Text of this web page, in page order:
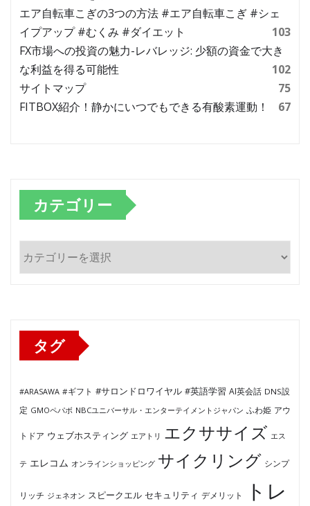
エア自転車こぎの3つの方法 #エア自転車こぎ #シェ
イプアップ #むくみ #ダイエット
103
FX市場への投資の魅力-レバレッジ: 少額の資金で大き
な利益を得る可能性
102
サイトマップ
75
FITBOX紹介！静かにいつでもできる有酸素運動！
67
カテゴリー
カ
テ
タグ
#ARASAWA #ギフト #サロンドロワイヤル #英語学習 AI英会話 DNS設
定 GMOペパボ NBCユニバーサル・エンターテイメントジャパン ふわ姫 アウ
トドア ウェブホスティング エアトリ エクササイズ エス
テ エレコム オンラインショッピング サイクリング シンプ
リッチ ジェネオン スピークエル セキュリティ デメリット
トレ